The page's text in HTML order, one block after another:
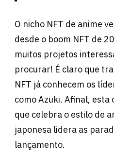
O nicho NFT de anime
desde o boom NFT de
muitos projetos
procurar! É claro que
NFT já conhecem os
como Azuki. Afinal, esta
que celebra o estilo de
japonesa lidera as
lançamento.